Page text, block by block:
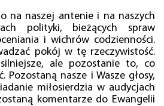
na naszej antenie i na naszych
polityki, bieżących spraw
i wichrów codzienności.
pokój w tę rzeczywistość.
ale pozostanie to, co
Pozostaną nasze i Wasze głosy,
miłosierdzia w audycjach
komentarze do Ewangelii